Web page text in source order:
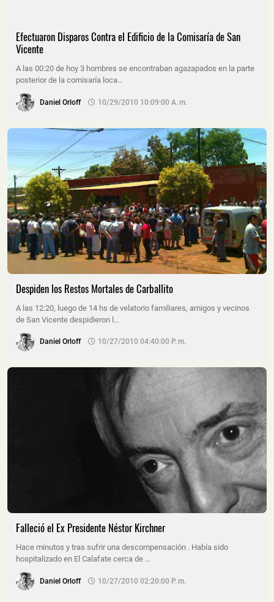
Efectuaron Disparos Contra el Edificio de la Comisaría de San
Vicente
A las 00:20 de hoy 3 hombres se encontraban agazapados en la parte
posterior de la comisaría loca…
Daniel Orloff 10/29/2010 10:09:00 A. M.
Despiden los Restos Mortales de Carballito
A las 12:20, luego de 14 hs de velatorio familiares, amigos y vecinos
de San Vicente despidieron l…
Daniel Orloff 10/27/2010 04:40:00 P. M.
Falleció el Ex Presidente Néstor Kirchner
Hace minutos y tras sufrir una descompensación . Había sido
hospitalizado en El Calafate cerca de …
Daniel Orloff 10/27/2010 02:20:00 P. M.